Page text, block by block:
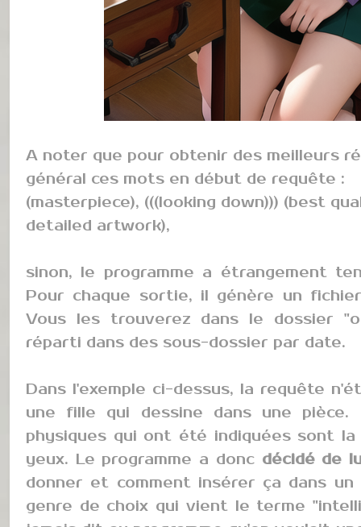
A noter que pour obtenir des meilleurs
général ces mots en début de requête :
(masterpiece), (((looking down))) (best
detailed artwork),
sinon, le programme a étrangement
Pour chaque sortie, il génère un
Vous les trouverez dans le dossier
réparti dans des sous-dossier par date.
Dans l'exemple ci-dessus, la requête
une fille qui dessine dans une pièce.
physiques qui ont été indiquées sont
yeux. Le programme a donc décidé de
donner et comment insérer ça dans
genre de choix qui vient le terme